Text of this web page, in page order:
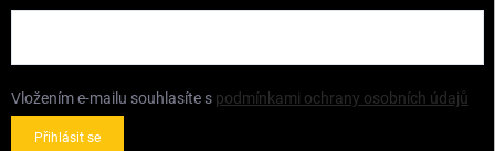
Vložením e-mailu souhlasíte s podmínkami ochrany osobních údajů
Přihlásit se